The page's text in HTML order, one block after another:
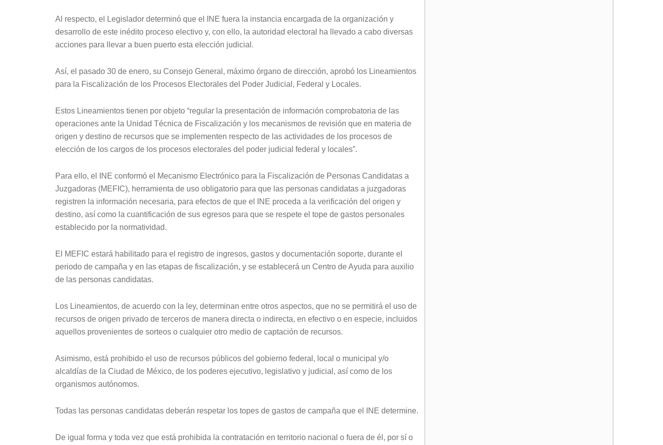
Al respecto, el Legislador determinó que el INE fuera la instancia encargada de la organización y
desarrollo de este inédito proceso electivo y, con ello, la autoridad electoral ha llevado a cabo diversas
acciones para llevar a buen puerto esta elección judicial.
Así, el pasado 30 de enero, su Consejo General, máximo órgano de dirección, aprobó los Lineamientos
para la Fiscalización de los Procesos Electorales del Poder Judicial, Federal y Locales.
Estos Lineamientos tienen por objeto “regular la presentación de información comprobatoria de las
operaciones ante la Unidad Técnica de Fiscalización y los mecanismos de revisión que en materia de
origen y destino de recursos que se implementen respecto de las actividades de los procesos de
elección de los cargos de los procesos electorales del poder judicial federal y locales”.
Para ello, el INE conformó el Mecanismo Electrónico para la Fiscalización de Personas Candidatas a
Juzgadoras (MEFIC), herramienta de uso obligatorio para que las personas candidatas a juzgadoras
registren la información necesaria, para efectos de que el INE proceda a la verificación del origen y
destino, así como la cuantificación de sus egresos para que se respete el tope de gastos personales
establecido por la normatividad.
El MEFIC estará habilitado para el registro de ingresos, gastos y documentación soporte, durante el
periodo de campaña y en las etapas de fiscalización, y se establecerá un Centro de Ayuda para auxilio
de las personas candidatas.
Los Lineamientos, de acuerdo con la ley, determinan entre otros aspectos, que no se permitirá el uso de
recursos de origen privado de terceros de manera directa o indirecta, en efectivo o en especie, incluidos
aquellos provenientes de sorteos o cualquier otro medio de captación de recursos.
Asimismo, está prohibido el uso de recursos públicos del gobierno federal, local o municipal y/o
alcaldías de la Ciudad de México, de los poderes ejecutivo, legislativo y judicial, así como de los
organismos autónomos.
Todas las personas candidatas deberán respetar los topes de gastos de campaña que el INE determine.
De igual forma y toda vez que está prohibida la contratación en territorio nacional o fuera de él, por sí o